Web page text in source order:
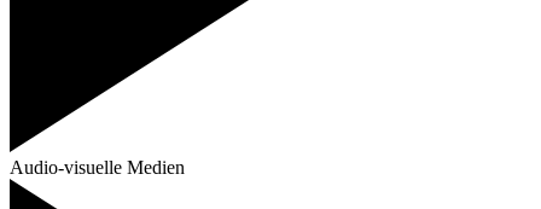
Audio-visuelle Medien